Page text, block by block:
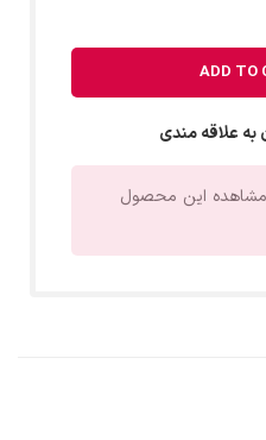
ADD TO
به علاقه مندی
مشاهده این محصول